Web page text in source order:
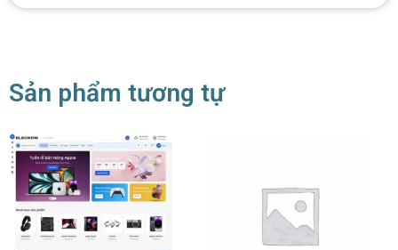
Sản phẩm tương tự